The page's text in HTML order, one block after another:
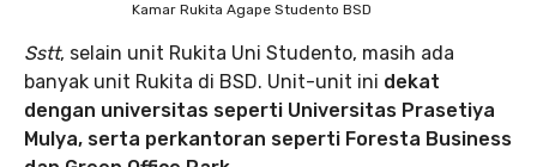
Kamar Rukita Agape Studento BSD
Sstt, selain unit Rukita Uni Studento, masih ada
banyak unit Rukita di BSD. Unit-unit ini dekat
dengan universitas seperti Universitas Prasetiya
Mulya, serta perkantoran seperti Foresta Business